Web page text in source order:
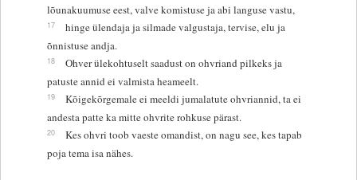
lõunakuumuse eest, valve komistuse ja abi languse vastu,
17
hinge ülendaja ja silmade valgustaja, tervise, elu ja
õnnistuse andja.
18
Ohver ülekohtuselt saadust on ohvriand pilkeks ja
patuste annid ei valmista heameelt.
19
Kõigekõrgemale ei meeldi jumalatute ohvriannid, ta ei
andesta patte ka mitte ohvrite rohkuse pärast.
20
Kes ohvri toob vaeste omandist, on nagu see, kes tapab
poja tema isa nähes.